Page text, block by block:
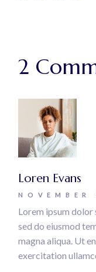
2
Loren Evans
Lorem ipsum
sed do eiusmod
magna aliqua. Ut
exercitation